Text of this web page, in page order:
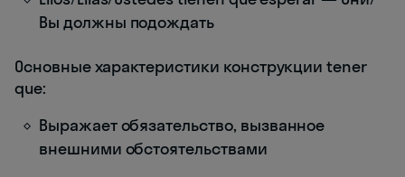
Вы должны подождать
Основные характеристики конструкции tener
que:
Выражает обязательство, вызванное
внешними обстоятельствами